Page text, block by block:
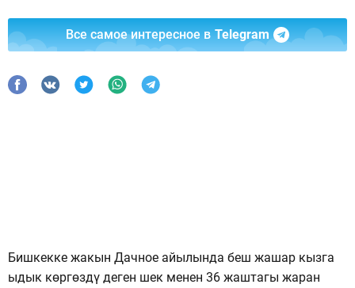
Все самое интересное в Telegram
Бишкекке жакын Дачное айылында беш жашар кызга
ыдык көргөздү деген шек менен 36 жаштагы жаран